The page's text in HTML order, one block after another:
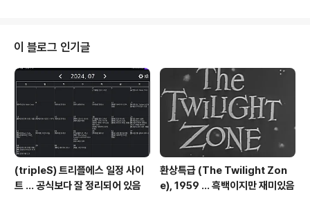
(결국 세이브더칠드런은 회원 가입하고 정기후원 신청했습니다 ㅋ) - 예스24
발렌타인Day엔 착한초콜릿 (이벤트) http://ww..
이 블로그 인기글
(tripleS) 트리플에스 일정 사이
트 ... 공식보다 잘 정리되어 있음
환상특급 (The Twilight Zon
e), 1959 ... 흑백이지만 재미있음